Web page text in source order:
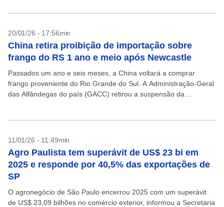
20/01/26 - 17:56min
China retira proibição de importação sobre
frango do RS 1 ano e meio após Newcastle
Passados um ano e seis meses, a China voltará a comprar
frango proveniente do Rio Grande do Sul. A Administração-Geral
das Alfândegas do país (GACC) retirou a suspensão da
11/01/26 - 11:49min
Agro Paulista tem superávit de US$ 23 bi em
2025 e responde por 40,5% das exportações de
SP
O agronegócio de São Paulo encerrou 2025 com um superávit
de US$ 23,09 bilhões no comércio exterior, informou a Secretaria